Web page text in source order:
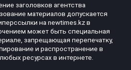
заголовков агентства
материалов допускается
на newtimes.kz в
может быть специальная
запрещающая перепечатку,
и распространение в
ресурсах в интернете.